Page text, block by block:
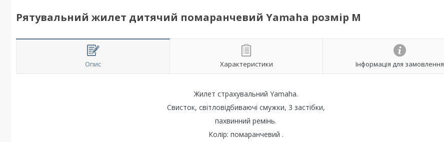
Рятувальний жилет дитячий помаранчевий Yamaha розмір M
Опис Характеристики Інформація для замовлення
Жилет страхувальний Yamaha.
Свисток, світловідбиваючі смужки, 3 застібки,
пахвинний ремінь.
Колір: помаранчевий .